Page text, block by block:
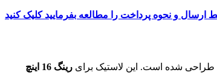
طراحی شده است. این لاستیک برای رینگ 16 اینچ